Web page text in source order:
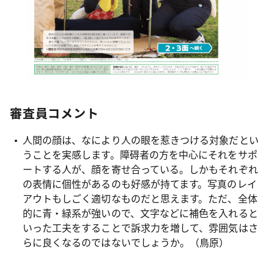
審査員コメント
人間の顔は、なにより人の眼を惹きつける対象だとい
うことを実感します。障碍者の方を中心にそれをサポ
ートする人が、顔を寄せ合っている。しかもそれぞれ
の表情に個性があるのも好感が持てます。写真のレイ
アウトもしごく適切なものだと思えます。ただ、全体
的に青・緑系が強いので、文字などに補色を入れると
いった工夫をすることで訴求力を増して、雰囲気はさ
らに良くなるのではないでしょうか。（鳥原）